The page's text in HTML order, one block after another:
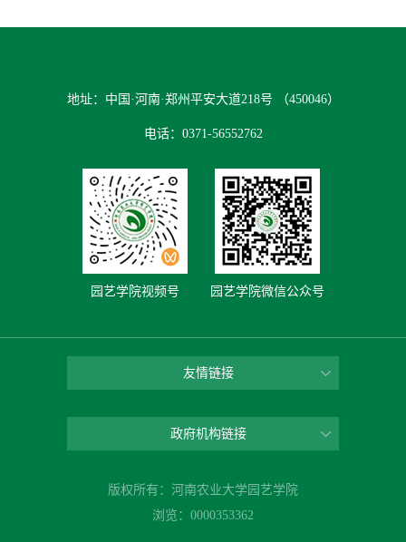
地址：中国·河南·郑州平安大道218号 （450046）
电话：0371-56552762
园艺学院视频号 园艺学院微信公众号
友情链接
政府机构链接
版权所有：河南农业大学园艺学院
浏览： 0000353362